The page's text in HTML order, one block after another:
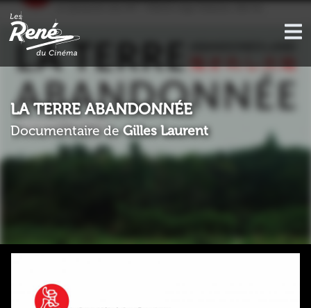
LA TERRE ABANDONNÉE
Documentaire deGilles Laurent